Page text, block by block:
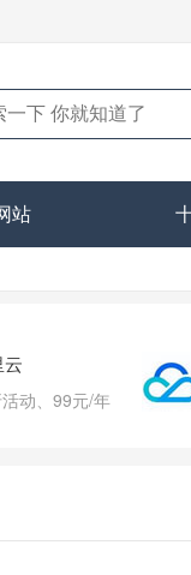
站
动、99元/年